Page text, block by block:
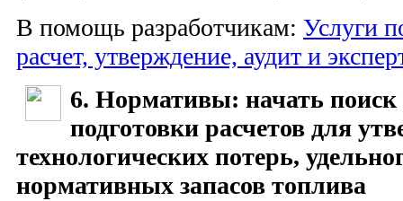
В помощь разработчикам: Услуги
расчет, утверждение, аудит и
6. Нормативы: начать поиск
подготовки расчетов для
технологических потерь,
нормативных запасов топлива